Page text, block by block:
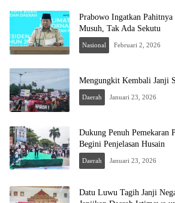
Prabowo Ingatkan
Musuh, Tak Ada Sekutu
Nasional Februari 2, 2026
Mengungkit Kembali Janji
Daerah Januari 23, 2026
Dukung Penuh Pemekaran
Begini Penjelasan Husain
Daerah Januari 23, 2026
Datu Luwu Tagih Janji